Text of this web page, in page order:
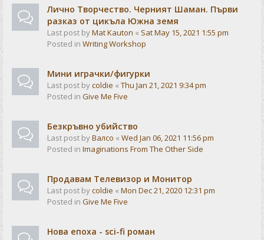
Лично Творчество. Черният Шаман. Първи
разказ от цикъла Южна земя
Last post byMat Kauton « Sat May 15, 2021 1:55 pm
Posted in Writing Workshop
Мини играчки/фигурки
Last post bycoldie « Thu Jan 21, 2021 9:34 pm
Posted in Give Me Five
Безкръвно убийство
Last post byВалсо « Wed Jan 06, 2021 11:56 pm
Posted in Imaginations From The Other Side
Продавам Телевизор и Монитор
Last post bycoldie « Mon Dec 21, 2020 12:31 pm
Posted in Give Me Five
Нова епоха - sci-fi роман